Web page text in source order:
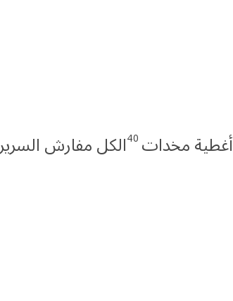
أغطية مخدات 40الكل مفارش السرير